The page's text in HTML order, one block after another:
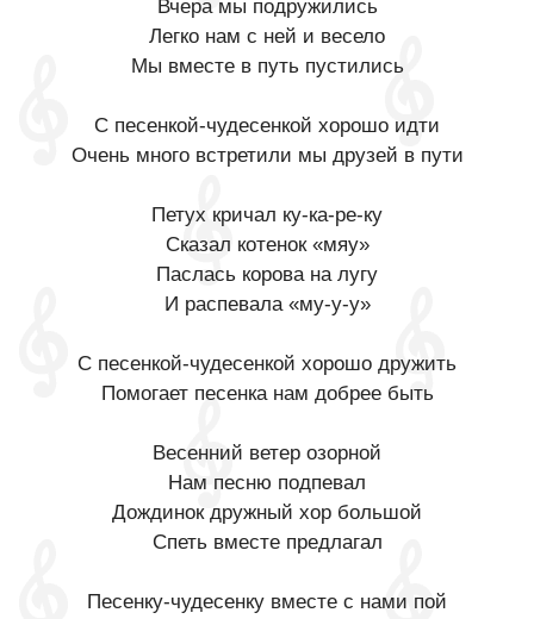
Вчера мы подружились
Легко нам с ней и весело
Мы вместе в путь пустились
С песенкой-чудесенкой хорошо идти
Очень много встретили мы друзей в пути
Петух кричал ку-ка-ре-ку
Сказал котенок «мяу»
Паслась корова на лугу
И распевала «му-у-у»
С песенкой-чудесенкой хорошо дружить
Помогает песенка нам добрее быть
Весенний ветер озорной
Нам песню подпевал
Дождинок дружный хор большой
Спеть вместе предлагал
Песенку-чудесенку вместе с нами пой